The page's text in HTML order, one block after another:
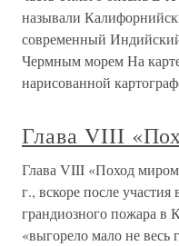
называли
современный
Чермным морем На
нарисованной
Глава VIII
Глава VIII «Поход
г., вскоре после
грандиозного пожара в
«выгорело мало не весь